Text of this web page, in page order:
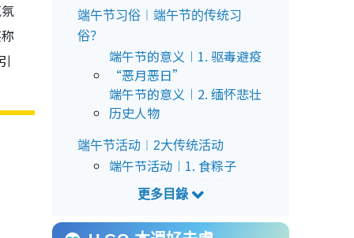
端午节习俗︱端午节的传统习
俗？
端午节的意义︱1. 驱毒避疫
“恶月恶日”
端午节的意义︱2. 缅怀悲壮
历史人物
端午节活动︱2大传统活动
端午节活动︱1. 食粽子
端午节活动︱2. 观赏与参与
“赛龙舟”
端午节开运习俗︱5大开运习俗改